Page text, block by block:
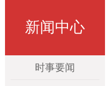
新闻中心
时事要闻